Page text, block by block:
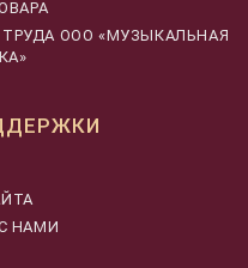
ООО «МУЗЫКАЛЬНАЯ
НАМИ